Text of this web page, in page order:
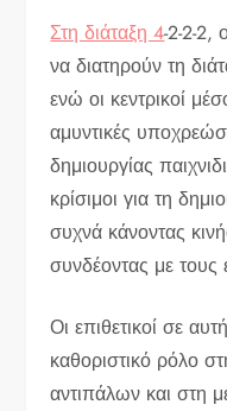
Στη διάταξη 4-2-2-2,
να διατηρούν τη
ενώ οι κεντρικοί
αμυντικές
δημιουργίας
κρίσιμοι για τη
συχνά κάνοντας
συνδέοντας με τους
Οι επιθετικοί σε
καθοριστικό ρόλο
αντιπάλων και στη